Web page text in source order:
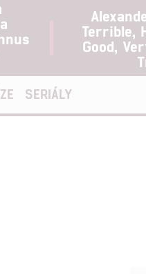
Terrible,
Good,
SERIÁLY